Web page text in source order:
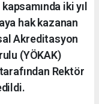
iki yıl
hak kazanan
Akreditasyon
(YÖKAK)
Rektör